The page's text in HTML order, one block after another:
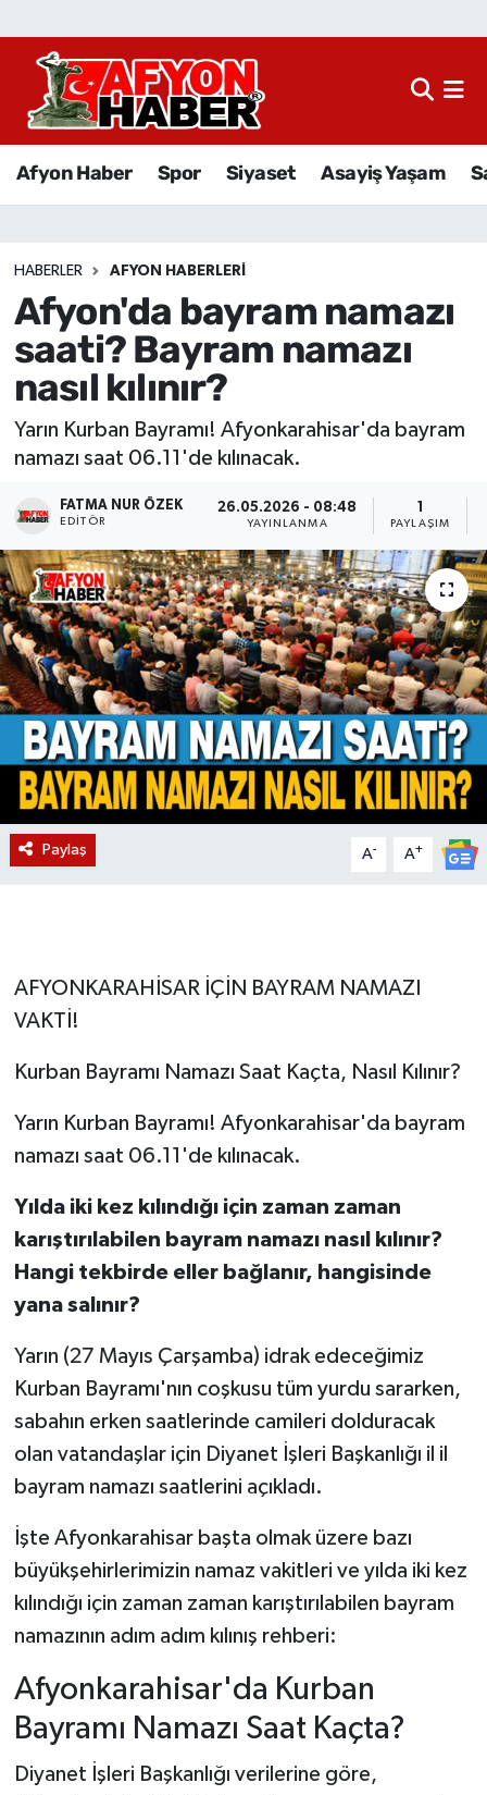
Afyon Haber Spor Siyaset Asayiş Yaşam
HABERLER AFYON HABERLERI
Afyon'da bayram namazı
saati? Bayram namazı
nasıl kılınır?
Yarın Kurban Bayramı! Afyonkarahisar'da bayram
namazı saat 06.11'de kılınacak.
FATMA NUR ÖZEK
EDITÖR
26.05.2026 - 08:48
YAYINLANMA PAYLAŞIM
Paylaş A- A+
AFYONKARAHİSAR İÇİN BAYRAM NAMAZI
VAKTİ!
Kurban Bayramı Namazı Saat Kaçta, Nasıl Kılınır?
Yarın Kurban Bayramı! Afyonkarahisar'da bayram
namazı saat 06.11'de kılınacak.
Yılda iki kez kılındığı için zaman zaman
karıştırılabilen bayram namazı nasıl kılınır?
Hangi tekbirde eller bağlanır, hangisinde
yana salınır?
Yarın (27 Mayıs Çarşamba) idrak edeceğimiz
Kurban Bayramı'nın coşkusu tüm yurdu sararken,
sabahın erken saatlerinde camileri dolduracak
olan vatandaşlar için Diyanet İşleri Başkanlığı il il
bayram namazı saatlerini açıkladı.
İşte Afyonkarahisar başta olmak üzere bazı
büyükşehirlerimizin namaz vakitleri ve yılda iki kez
kılındığı için zaman zaman karıştırılabilen bayram
namazının adım adım kılınış rehberi:
Afyonkarahisar'da Kurban
Bayramı Namazı Saat Kaçta?
Diyanet İşleri Başkanlığı verilerine göre,
Afyon Haber
Sağlık
Eğitim
Ekonomi
Magazin
Etkinlikler